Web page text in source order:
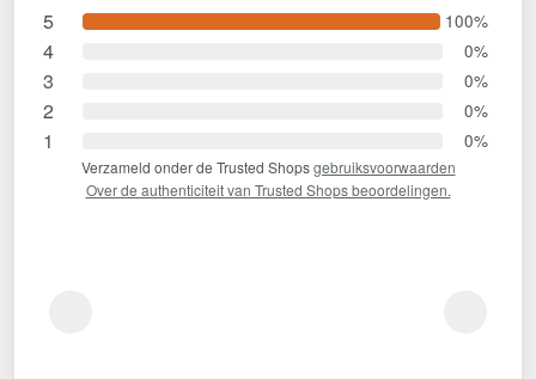
5 100%
4 0%
3 0%
2 0%
1 0%
Verzameld onder de Trusted Shopsgebruiksvoorwaarden
Over de authenticiteit van Trusted Shops beoordelingen.